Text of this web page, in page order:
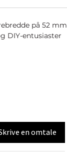
på 52 mm
DIY-entusiaster
en omtale